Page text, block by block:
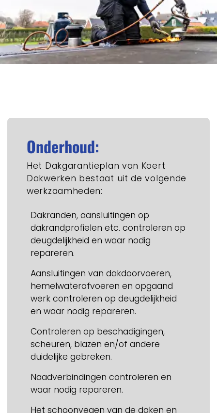
Onderhoud:
Het Dakgarantieplan van Koert
Dakwerken bestaat uit de volgende
werkzaamheden:
Dakranden, aansluitingen op
dakrandprofielen etc. controleren op
deugdelijkheid en waar nodig
repareren.
Aansluitingen van dakdoorvoeren,
hemelwaterafvoeren en opgaand
werk controleren op deugdelijkheid
en waar nodig repareren.
Controleren op beschadigingen,
scheuren, blazen en/of andere
duidelijke gebreken.
Naadverbindingen controleren en
waar nodig repareren.
Het schoonvegen van de daken en